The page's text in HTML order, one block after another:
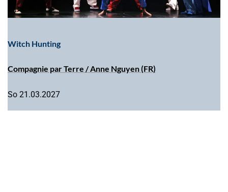
Witch Hunting
Compagnie par Terre / Anne Nguyen (FR)
So 21.03.2027